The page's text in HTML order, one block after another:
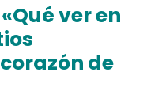
ver en
de